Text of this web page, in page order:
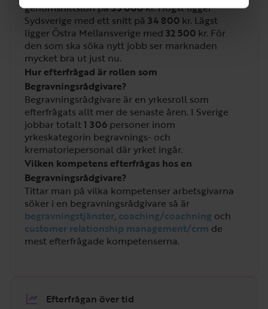
genomsnittslön på35 000kr. Högst ligger
Sydsverige med ett snitt på 34 800 kr. Lägst
ligger Östra Mellansverige med 32 500 kr. För
den som ska söka nytt jobb ser marknaden
mycket bra ut just nu.
Hur efterfrågad är rollen som
Begravningsrådgivare?
Begravningsrådgivare är en yrkesroll som
efterfrågats allt mer de senaste åren. I Sverige
jobbar totalt1 306 personer inom
yrkeskategorin begravnings- och
krematoriepersonal där yrket ingår.
Vilken kompetens efterfrågas hos en
Begravningsrådgivare?
Tittar man på vilka kompetenser arbetsgivarna
söker i en begravningsrådgivare så är
begravningstjänster, coaching/coachning och
customer relationship management/crm de
mest efterfrågade kompetenserna.
Efterfrågan över tid